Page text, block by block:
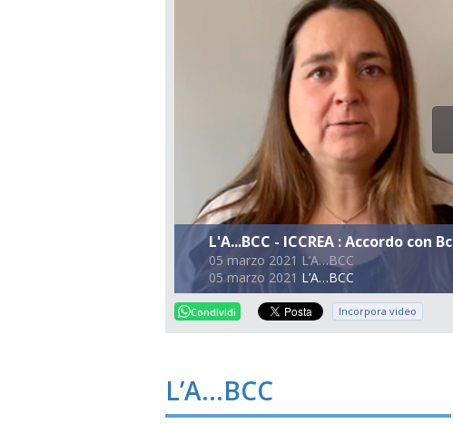
L'A...BCC - ICCREA : Accordo con
05 marzo 2021 L’A…BCC
05 marzo 2021 L’A…BCC
Condividi Incorpora video
L’A…BCC